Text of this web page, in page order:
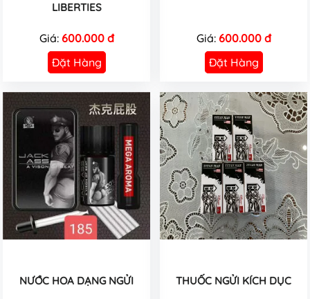
LIBERTIES
Giá: 600.000 đ
Đặt Hàng
Giá: 600.000 đ
Đặt Hàng
NƯỚC HOA DẠNG NGỬI THUỐC NGỬI KÍCH DỤC